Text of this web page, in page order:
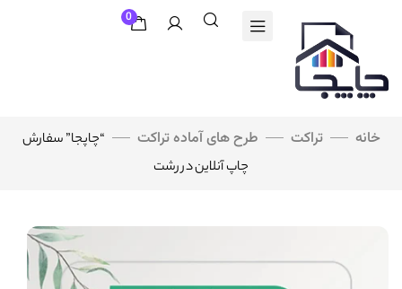
0
خانه تراکت طرح های آماده تراکت
“چاپجا” سفارش
چاپ آنلاین در رشت